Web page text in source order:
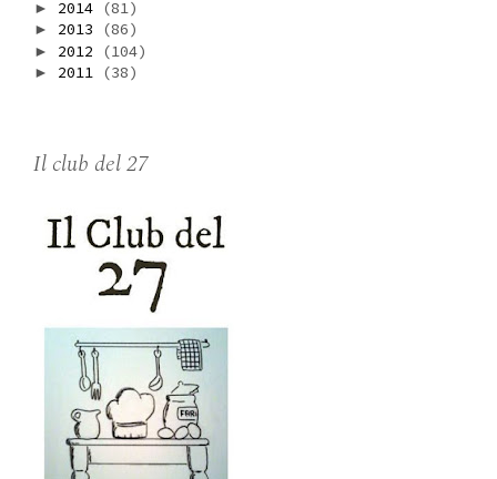
► 2014 (81)
► 2013 (86)
► 2012 (104)
► 2011 (38)
Il club del 27